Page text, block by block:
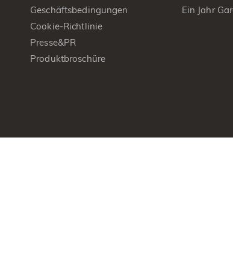
Geschäftsbedingungen
Cookie-Richtlinie
Presse&PR
Produktbroschüre
Ein Jahr